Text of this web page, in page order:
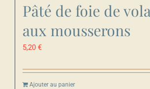
Pâté de foie de
aux mousserons
5,20 €
Ajouter au panier